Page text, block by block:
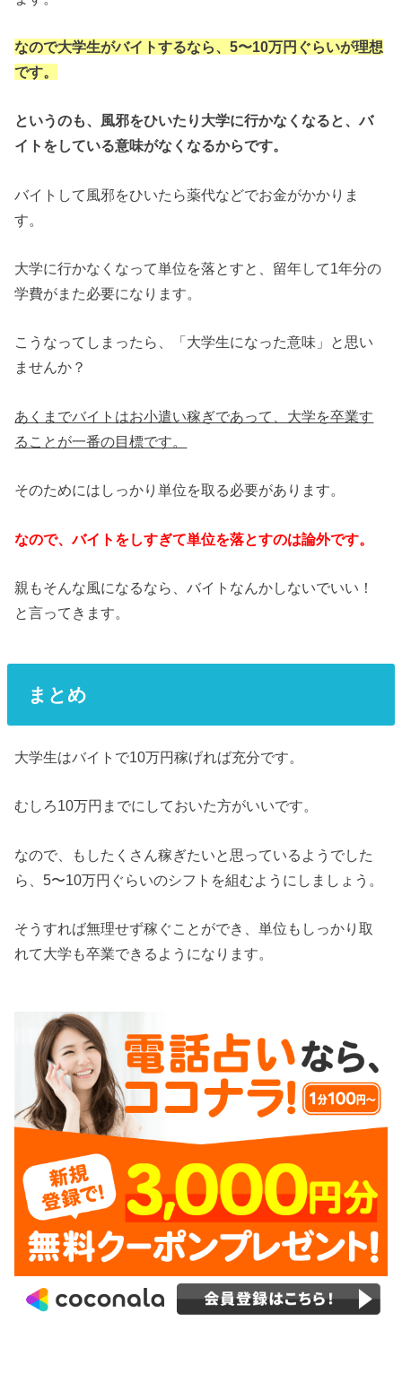
なので大学生がバイトするなら、5〜10万円ぐらいが理想
です。
というのも、風邪をひいたり大学に行かなくなると、バ
イトをしている意味がなくなるからです。
バイトして風邪をひいたら薬代などでお金がかかりま
す。
大学に行かなくなって単位を落とすと、留年して1年分の
学費がまた必要になります。
こうなってしまったら、「大学生になった意味」と思い
ませんか？
あくまでバイトはお小遣い稼ぎであって、大学を卒業す
ることが一番の目標です。
そのためにはしっかり単位を取る必要があります。
なので、バイトをしすぎて単位を落とすのは論外です。
親もそんな風になるなら、バイトなんかしないでいい！
と言ってきます。
まとめ
大学生はバイトで10万円稼げれば充分です。
むしろ10万円までにしておいた方がいいです。
なので、もしたくさん稼ぎたいと思っているようでした
ら、5〜10万円ぐらいのシフトを組むようにしましょう。
そうすれば無理せず稼ぐことができ、単位もしっかり取
れて大学も卒業できるようになります。